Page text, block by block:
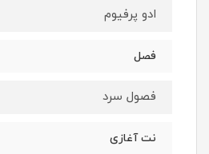
ادو پرفیوم
فصل
فصول سرد
نت آغازی